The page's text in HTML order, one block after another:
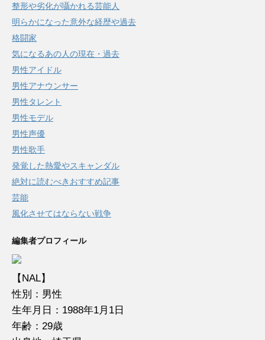
整形や劣化が囁かれる芸能人
明らかになった意外な経歴や過去
格闘家
気になるあの人の現在・過去
男性アイドル
男性アナウンサー
男性タレント
男性モデル
男性声優
男性歌手
発覚した熱愛やスキャンダル
絶対に読むべきおすすめ記事
芸能
風化させてはならない戦争
編集者プロフィール
【NAL】
性別：男性
生年月日：1988年1月1日
年齢：29歳